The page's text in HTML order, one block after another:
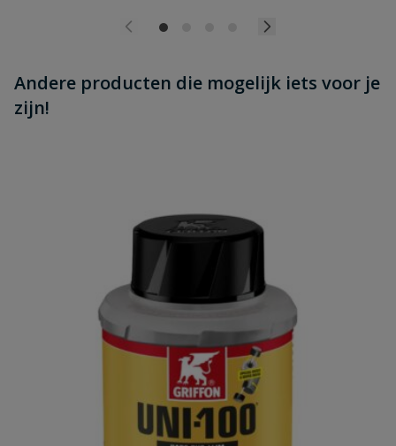
Andere producten die mogelijk iets voor je
zijn!